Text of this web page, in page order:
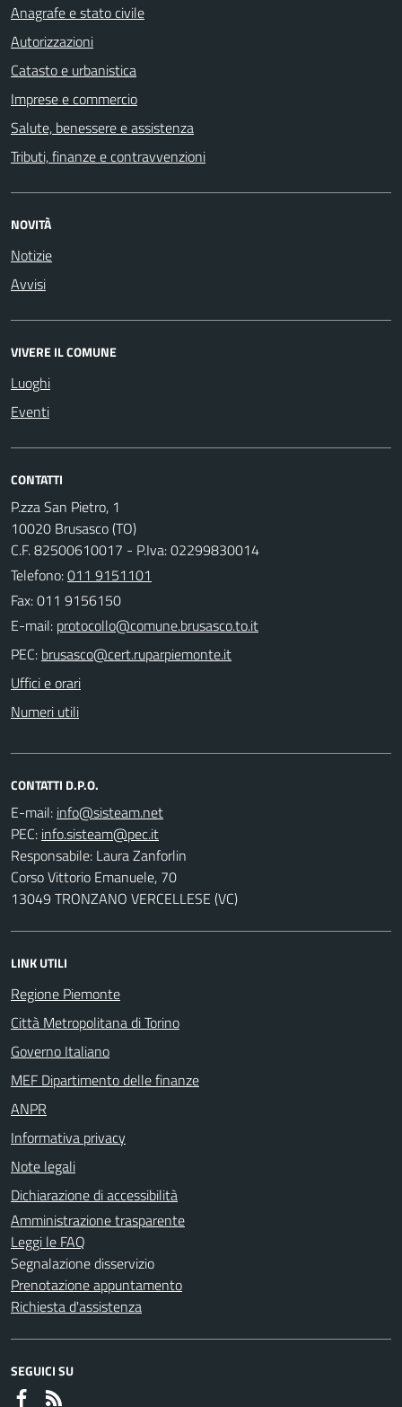
Anagrafe e stato civile
Autorizzazioni
Catasto e urbanistica
Imprese e commercio
Salute, benessere e assistenza
Tributi, finanze e contravvenzioni
NOVITÀ
Notizie
Avvisi
VIVERE IL COMUNE
Luoghi
Eventi
CONTATTI
P.zza San Pietro, 1
10020 Brusasco (TO)
C.F. 82500610017 - P.Iva: 02299830014
Telefono:011 9151101
Fax: 011 9156150
E-mail:
PEC:
Uffici e orari
Numeri utili
CONTATTI D.P.O.
E-mail:
PEC:
Responsabile: Laura Zanforlin
Corso Vittorio Emanuele, 70
13049 TRONZANO VERCELLESE (VC)
LINK UTILI
Regione Piemonte
Città Metropolitana di Torino
Governo Italiano
MEF Dipartimento delle finanze
ANPR
Informativa privacy
Note legali
Dichiarazione di accessibilità
Amministrazione trasparente
Leggi le FAQ
Segnalazione disservizio
Prenotazione appuntamento
Richiesta d'assistenza
SEGUICI SU